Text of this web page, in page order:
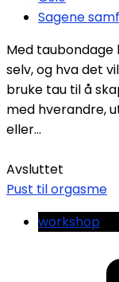
Sagene
Med taubondage
selv, og hva det
bruke tau til å
med hverandre,
eller...
Avsluttet
Pust til orgasme
workshop